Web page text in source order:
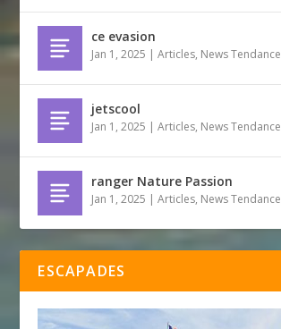
ce evasion
Jan 1, 2025 |Articles, News Tendance
jetscool
Jan 1, 2025 |Articles, News Tendance
ranger Nature Passion
Jan 1, 2025 |Articles, News Tendance
ESCAPADES